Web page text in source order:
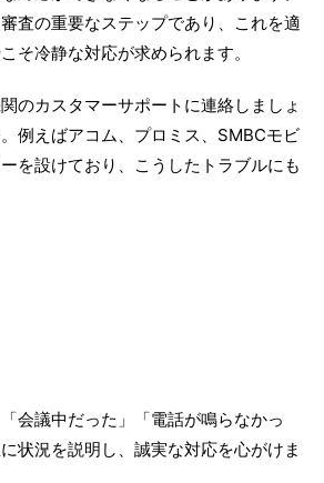
査の重要なステップであり、これを適
そ冷静な対応が求められます。
のカスタマーサポートに連絡しましょ
例えばアコム、プロミス、SMBCモビ
を設けており、こうしたトラブルにも
会議中だった」「電話が鳴らなかっ
状況を説明し、誠実な対応を心がけま